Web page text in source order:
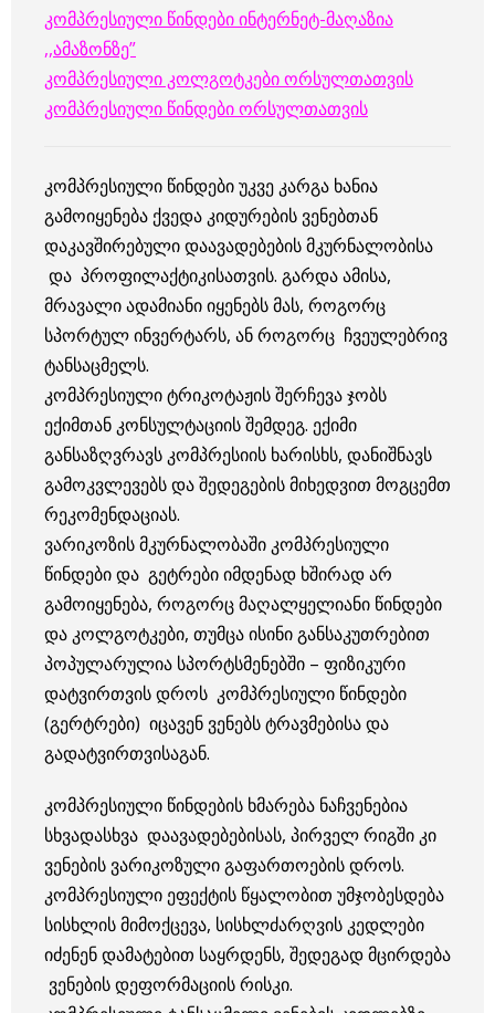
კომპრესიული წინდები ინტერნეტ-მაღაზია
,,ამაზონზე”
კომპრესიული კოლგოტკები ორსულთათვის
კომპრესიული წინდები ორსულთათვის
კომპრესიული წინდები უკვე კარგა ხანია
გამოიყენება ქვედა კიდურების ვენებთან
დაკავშირებული დაავადებების მკურნალობისა
და პროფილაქტიკისათვის. გარდა ამისა,
მრავალი ადამიანი იყენებს მას, როგორც
სპორტულ ინვერტარს, ან როგორც ჩვეულებრივ
ტანსაცმელს.
კომპრესიული ტრიკოტაჟის შერჩევა ჯობს
ექიმთან კონსულტაციის შემდეგ. ექიმი
განსაზღვრავს კომპრესიის ხარისხს, დანიშნავს
გამოკვლევებს და შედეგების მიხედვით მოგცემთ
რეკომენდაციას.
ვარიკოზის მკურნალობაში კომპრესიული
წინდები და გეტრები იმდენად ხშირად არ
გამოიყენება, როგორც მაღალყელიანი წინდები
და კოლგოტკები, თუმცა ისინი განსაკუთრებით
პოპულარულია სპორტსმენებში – ფიზიკური
დატვირთვის დროს კომპრესიული წინდები
(გერტრები) იცავენ ვენებს ტრავმებისა და
გადატვირთვისაგან.
კომპრესიული წინდების ხმარება ნაჩვენებია
სხვადასხვა დაავადებებისას, პირველ რიგში კი
ვენების ვარიკოზული გაფართოების დროს.
კომპრესიული ეფექტის წყალობით უმჯობესდება
სისხლის მიმოქცევა, სისხლძარღვის კედლები
იძენენ დამატებით საყრდენს, შედეგად მცირდება
ვენების დეფორმაციის რისკი.